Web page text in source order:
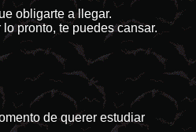
obligarte a llegar.
pronto, te puedes cansar.
de querer estudiar